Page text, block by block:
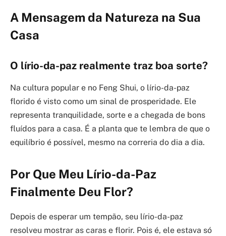
A Mensagem da Natureza na Sua
Casa
O lírio-da-paz realmente traz boa sorte?
Na cultura popular e no Feng Shui, o lírio-da-paz
florido é visto como um sinal de prosperidade. Ele
representa tranquilidade, sorte e a chegada de bons
fluídos para a casa. É a planta que te lembra de que o
equilíbrio é possível, mesmo na correria do dia a dia.
Por Que Meu Lírio-da-Paz
Finalmente Deu Flor?
Depois de esperar um tempão, seu lírio-da-paz
resolveu mostrar as caras e florir. Pois é, ele estava só